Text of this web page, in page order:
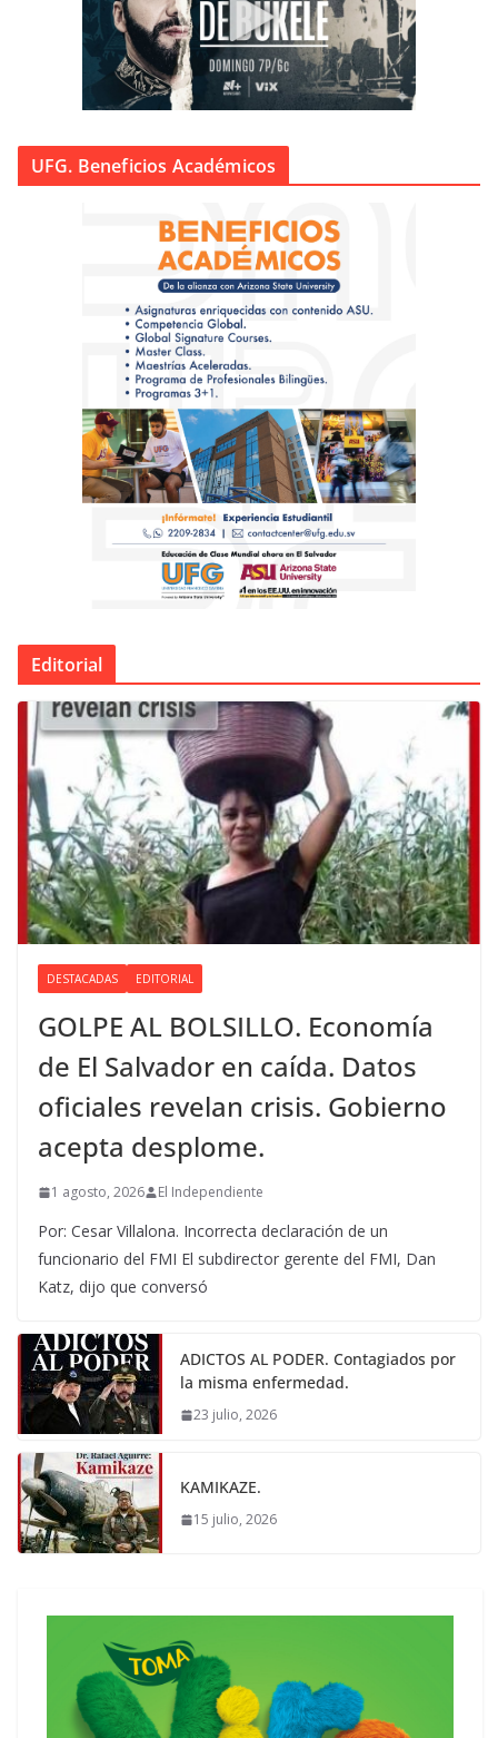
UFG. Beneficios Académicos
Editorial
DESTACADAS EDITORIAL
GOLPE AL BOLSILLO. Economía
de El Salvador en caída. Datos
oficiales revelan crisis. Gobierno
acepta desplome.
1 agosto, 2026 El Independiente
Por: Cesar Villalona. Incorrecta declaración de un
funcionario del FMI El subdirector gerente del FMI, Dan
Katz, dijo que conversó
ADICTOS AL PODER. Contagiados por
la misma enfermedad.
23 julio, 2026
KAMIKAZE.
15 julio, 2026